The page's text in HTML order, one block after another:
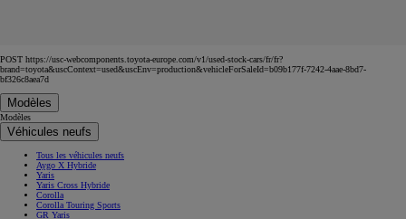
POST https://usc-webcomponents.toyota-europe.com/v1/used-stock-cars/fr/fr?
brand=toyota&uscContext=used&uscEnv=production&vehicleForSaleId=b09b177f-7242-4aae-8bd7-
bf326c8aea7d
Modèles
Modèles
Véhicules neufs
Tous les véhicules neufs
Aygo X Hybride
Yaris
Yaris Cross Hybride
Corolla
Corolla Touring Sports
GR Yaris